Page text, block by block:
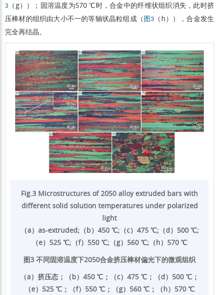
3 （g））；固溶温度为570 ℃时，合金中的纤维状组织消失，此时挤
压棒材的组织由大小不一的等轴状晶粒组成（ 图3 （h）），合金发生
完全再结晶。
Fig.3 Microstructures of 2050 alloy extruded bars with
different solid solution temperatures under polarized
light
（a）as-extruded;（b）450 ℃;（c）475 ℃;（d）500 ℃;
（e）525 ℃;（f）550 ℃;（g）560 ℃;（h）570 ℃
图3 不同固溶温度下2050合金挤压棒材偏光下的微观组织
（a）挤压态；（b）450 ℃；（c）475 ℃；（d）500 ℃；
（e）525 ℃；（f）550 ℃；（g）560 ℃；（h）570 ℃